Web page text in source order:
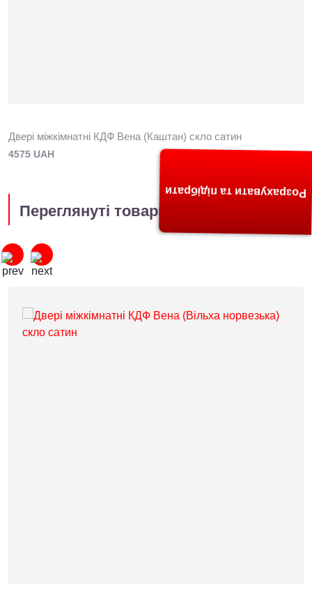
Двері міжкімнатні КДФ Вена (Каштан) скло сатин
4575 UAH
Переглянуті товари
Розрахувати та підібрати